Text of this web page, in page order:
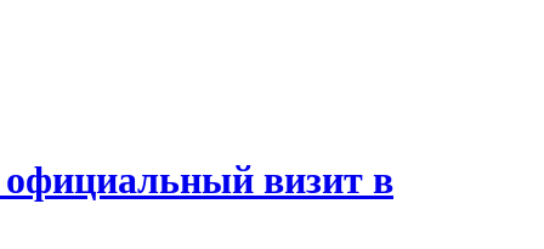
визит в